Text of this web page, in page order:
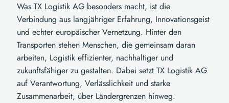
Was TX Logistik AG besonders macht, ist die
Verbindung aus langjähriger Erfahrung, Innovationsgeist
und echter europäischer Vernetzung. Hinter den
Transporten stehen Menschen, die gemeinsam daran
arbeiten, Logistik effizienter, nachhaltiger und
zukunftsfähiger zu gestalten. Dabei setzt TX Logistik AG
auf Verantwortung, Verlässlichkeit und starke
Zusammenarbeit, über Ländergrenzen hinweg.